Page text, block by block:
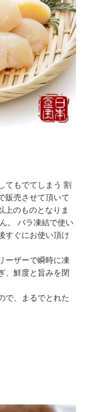
てもでてしまう 割
販売させて頂いて
上のものとなりま
。 バラ凍結で使い
すぐにお使い頂け
ーザーで瞬時に凍
、鮮度と旨みを閉
で、まるでとれた